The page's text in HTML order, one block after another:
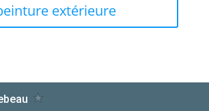
extérieure